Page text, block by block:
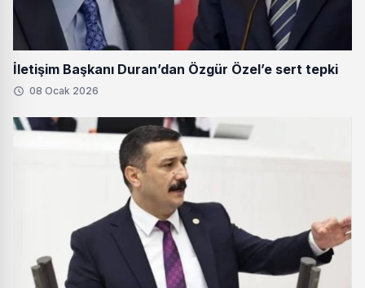
İletişim Başkanı Duran’dan Özgür Özel’e sert tepki
08 Ocak 2026